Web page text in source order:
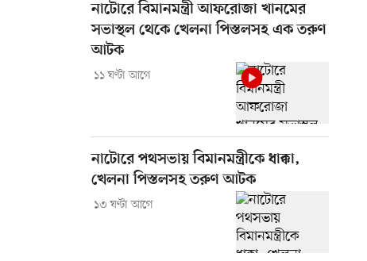
নাটোরে বিমানমন্ত্রী আফরোজা খানমের
সভাস্থল থেকে খেলনা পিস্তলসহ এক তরুণ
আটক
১১ ঘণ্টা আগে
নাটোরে পথসভায় বিমানমন্ত্রীকে ধাক্কা,
খেলনা পিস্তলসহ তরুণ আটক
১৩ ঘণ্টা আগে